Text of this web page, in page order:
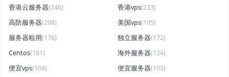
香港云服务器(246) 香港vps(233)
高防服务器(208) 美国vps(195)
服务器租用(176) 独立服务器(172)
Centos(161) 海外服务器(124)
便宜vps(104) 便宜服务器(103)